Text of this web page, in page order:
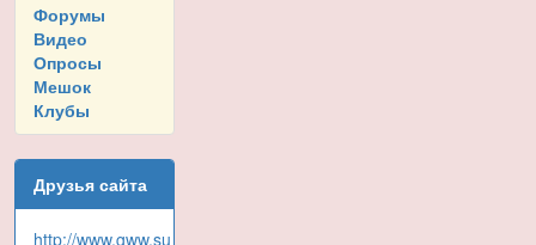
Форумы
Видео
Опросы
Мешок
Клубы
Друзья сайта
http://www.gww.su